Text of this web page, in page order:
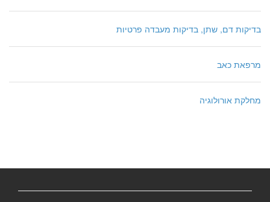
בדיקות דם, שתן, בדיקות מעבדה פרטיות
מרפאת כאב
מחלקת אורולוגיה